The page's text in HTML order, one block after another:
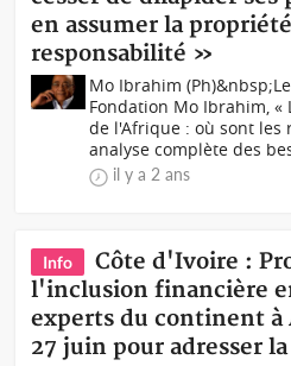
en assumer la
responsabilité »
Mo Ibrahim
Fondation Mo Ibrahim, «
de l'Afrique : où sont les
analyse complète des
il y a 2 ans
Info
Côte d'Ivoire :
l'inclusion financière
experts du continent à
27 juin pour adresser